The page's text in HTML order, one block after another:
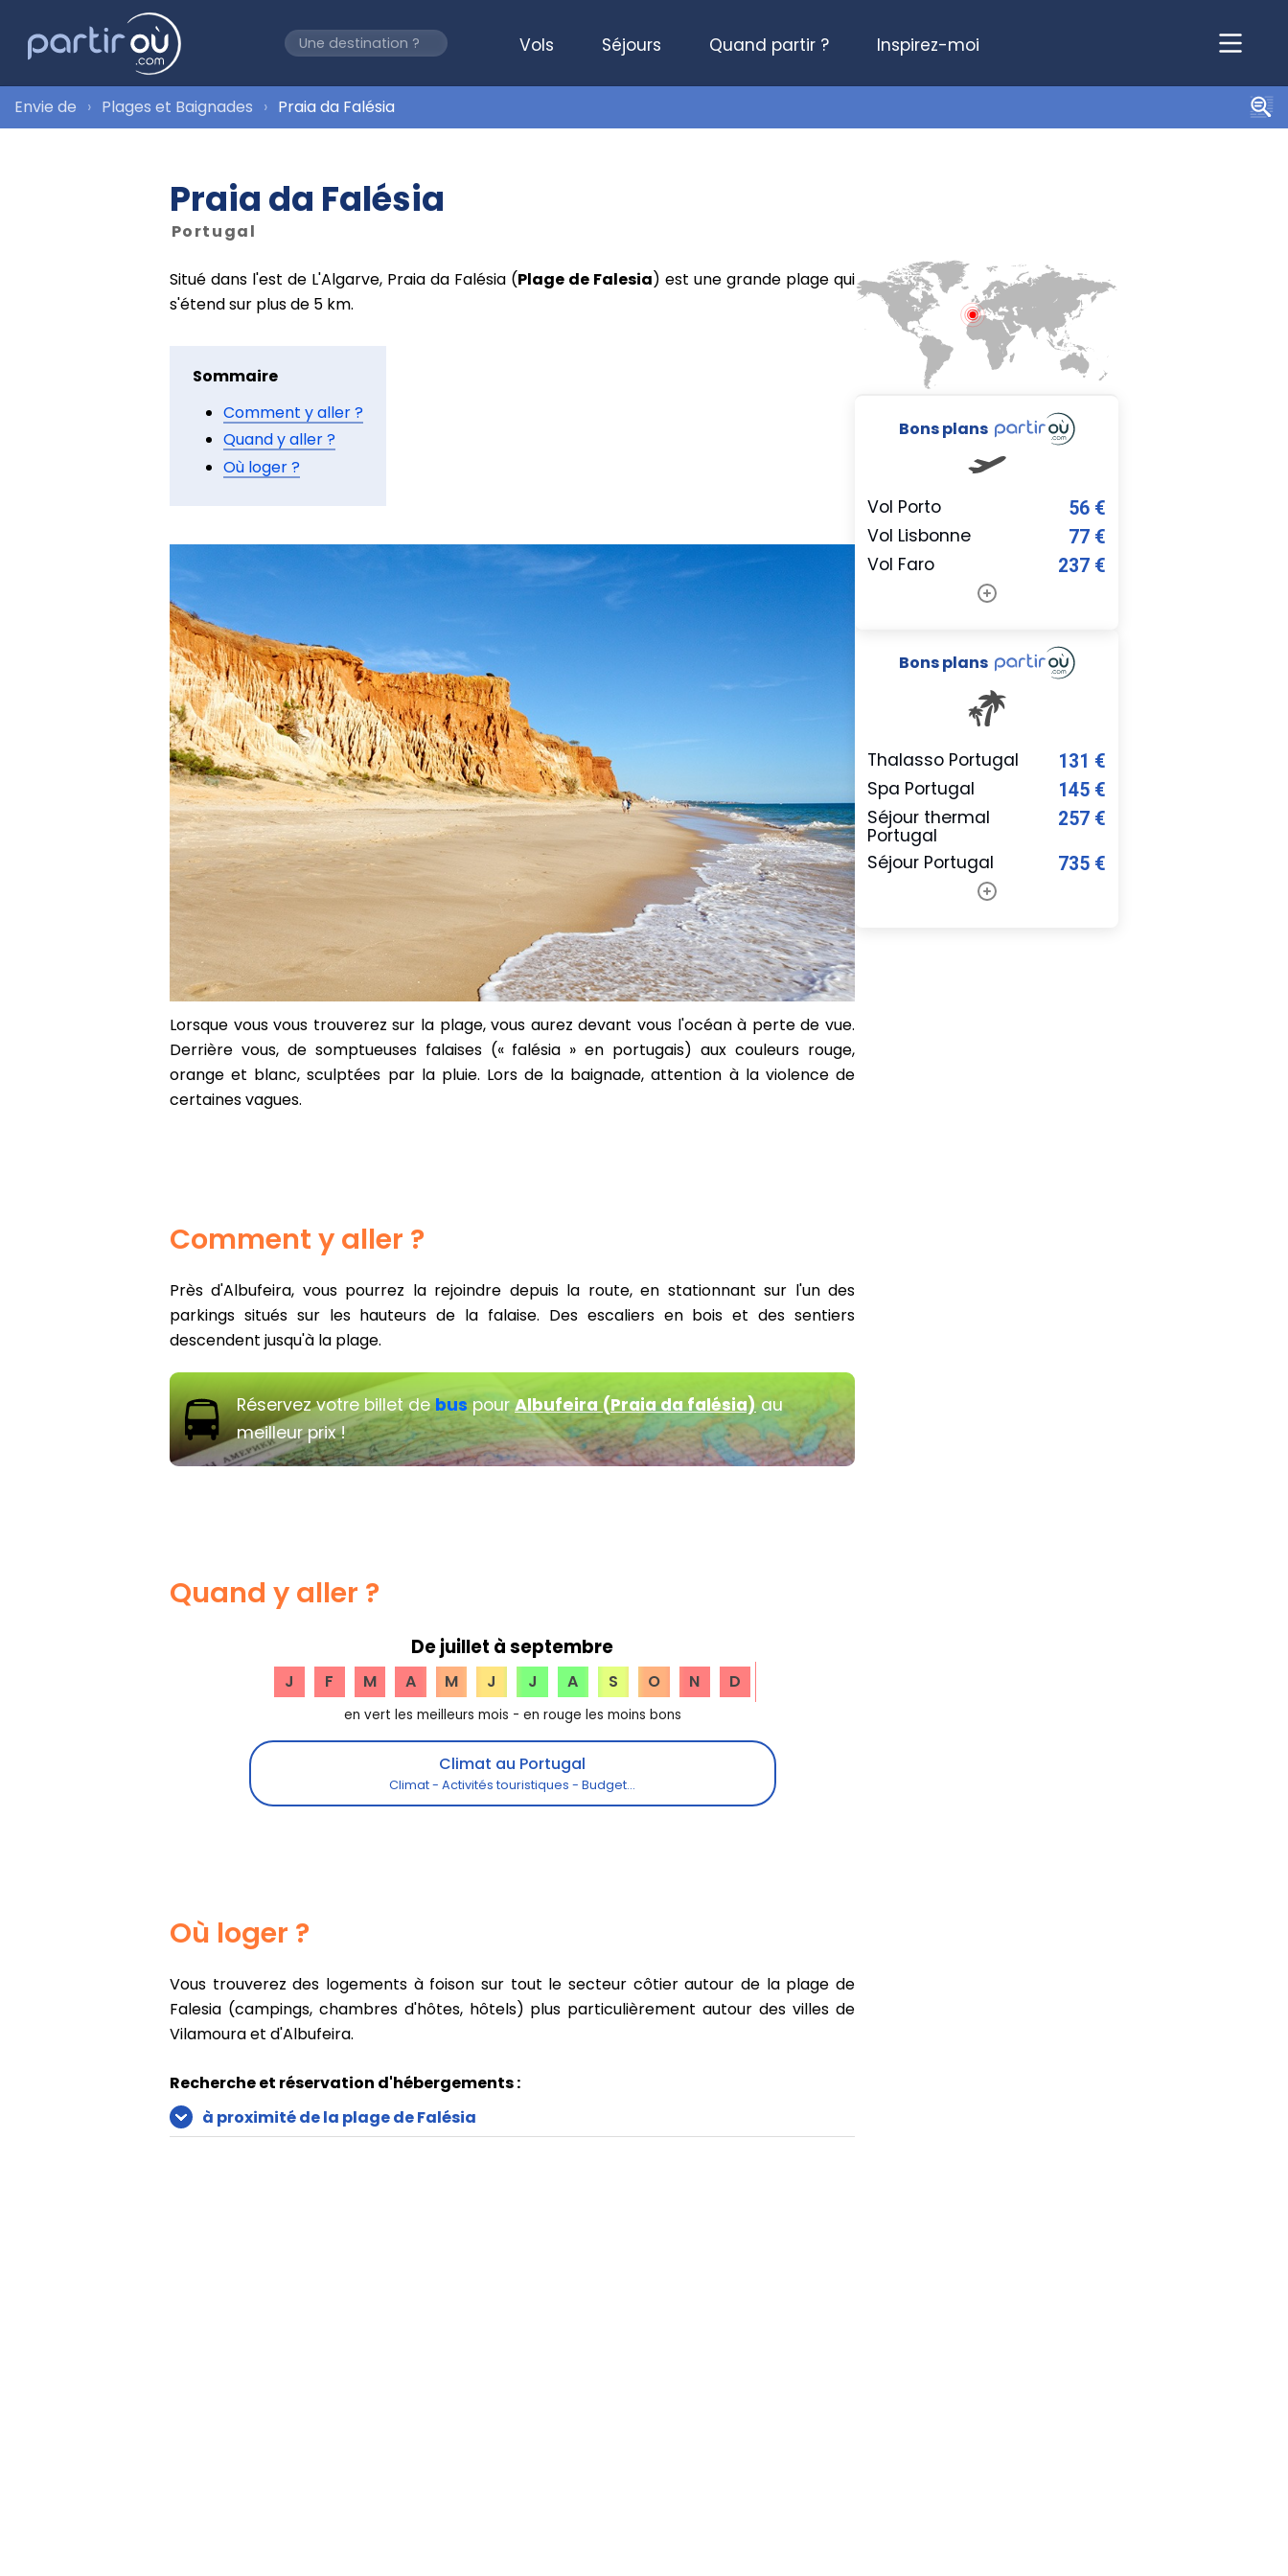
Vols Séjours Quand partir ? Inspirez-moi
Envie de Plages et Baignades Praia da Falésia
Praia da Falésia
Portugal
Situé dans l'est de L'Algarve, Praia da Falésia (Plage de Falesia) est une grande plage qui
s'étend sur plus de 5 km.
Sommaire
Comment y aller ?
Quand y aller ?
Où loger ?
Lorsque vous vous trouverez sur la plage, vous aurez devant vous l'océan à perte de vue.
Derrière vous, de somptueuses falaises (« falésia » en portugais) aux couleurs rouge,
orange et blanc, sculptées par la pluie. Lors de la baignade, attention à la violence de
certaines vagues.
Comment y aller ?
Près d'Albufeira, vous pourrez la rejoindre depuis la route, en stationnant sur l'un des
parkings situés sur les hauteurs de la falaise. Des escaliers en bois et des sentiers
descendent jusqu'à la plage.
Réservez votre billet debus pour Albufeira (Praia da falésia)au
meilleur prix !
Quand y aller ?
De juillet à septembre
J F M A M J J A S O N D
Climat au Portugal
Où loger ?
Vous trouverez des logements à foison sur tout le secteur côtier autour de la plage de
Falesia (campings, chambres d'hôtes, hôtels) plus particulièrement autour des villes de
Vilamoura et d'Albufeira.
Recherche et réservation d'hébergements :
à proximité de la plage de Falésia
Bons plans
Vol Porto 56 €
Vol Lisbonne 77 €
Vol Faro 237 €
Bons plans
Thalasso Portugal 131 €
Spa Portugal 145 €
Séjour thermal
Portugal
257 €
Séjour Portugal 735 €